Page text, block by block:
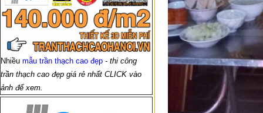
Nhiều mẫu trần thạch cao đẹp - thi công
trần thạch cao đẹp giá rẻ nhất CLICK vào
ảnh để xem.